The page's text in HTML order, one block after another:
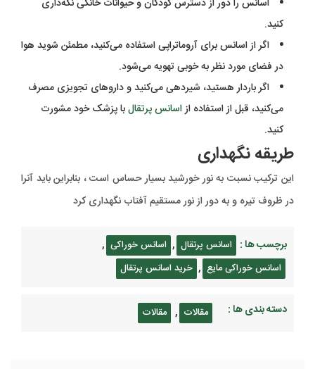
اسانس را دور از دسترس کودکان و حیوانات خانگی نگه‌داری
کنید.
اگر از اسانس برای آروماتراپی استفاده می‌کنید، مطمئن شوید هوا
در فضای مورد نظر به خوبی تهویه می‌شود.
اگر باردار هستید، شیردهی می‌کنید و داروهای تجویزی مصرف
می‌کنید، قبل از استفاده ازاسانس پرتقالبا پزشک خود مشورت
کنید.
طریقه نگهداری
این ترکیب نسبت به نور خورشید بسیار حساس است ، بنابراین باید آنرا
در ظروف تیره و به دور از نور مستقیم آفتاب نگهداری کرد
برچسب ها : اسانس پرتقال , اسانس خوراکی ,
اسانس خوراکی مایع , خرید اسانس پرتقال
دسته بندی ها : مقالات , مقالات